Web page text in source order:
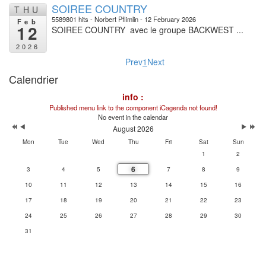
THU
Feb
12
2026
SOIREE COUNTRY
5589801 hits Norbert Pflimlin 12 February 2026
SOIREE COUNTRY avec le groupe BACKWEST ...
Prev1 Next
Calendrier
info :
Published menu link to the component iCagenda not found!
No event in the calendar
August 2026
Mon Tue Wed Thu Fri Sat
Sun
1
2
3
4 5 6 7 8
9
10
11 12 13 14 15
16
17
18 19 20 21 22
23
24
25 26 27 28 29
30
31